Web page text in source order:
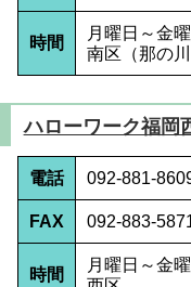
時間
月曜日～金
南区（那の
ハローワーク福岡
電話 092-881-
FAX 092-883-
時間
月曜日～金